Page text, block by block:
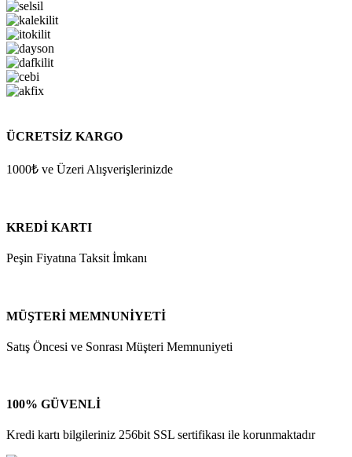
ÜCRETSİZ KARGO
1000₺ ve Üzeri Alışverişlerinizde
KREDİ KARTI
Peşin Fiyatına Taksit İmkanı
MÜŞTERİ MEMNUNİYETİ
Satış Öncesi ve Sonrası Müşteri Memnuniyeti
100% GÜVENLİ
Kredi kartı bilgileriniz 256bit SSL sertifikası ile korunmaktadır